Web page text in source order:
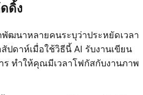
ดิ้ง
ฒนาหลายคนระบุว่าประหยัดเวลา
ปดาห์เมื่อใช้วิธีนี้ AI รับงานเขียน
ร ทำให้คุณมีเวลาโฟกัสกับงานภาพ